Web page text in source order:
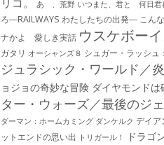
あゝ、荒野 いつまた、君と 何日君
ろ―RAILWAYS わたしたちの出発― こん
ナかよ 愛しき実話 ウスケボー
ガタリ オーシャンズ８ シュガー・ラッシュ
ジュラシック・ワールド／
ョジョの奇妙な冒険 ダイヤモンドは
ター・ウォーズ／最後のジ
ダーマン：ホームカミング ダンケルク デイア
ットエンドの思い出
トリガール！ ドラゴ